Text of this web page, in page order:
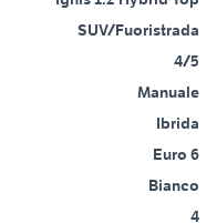
SUV/Fuoristrada
4/5
Manuale
Ibrida
Euro 6
Bianco
4